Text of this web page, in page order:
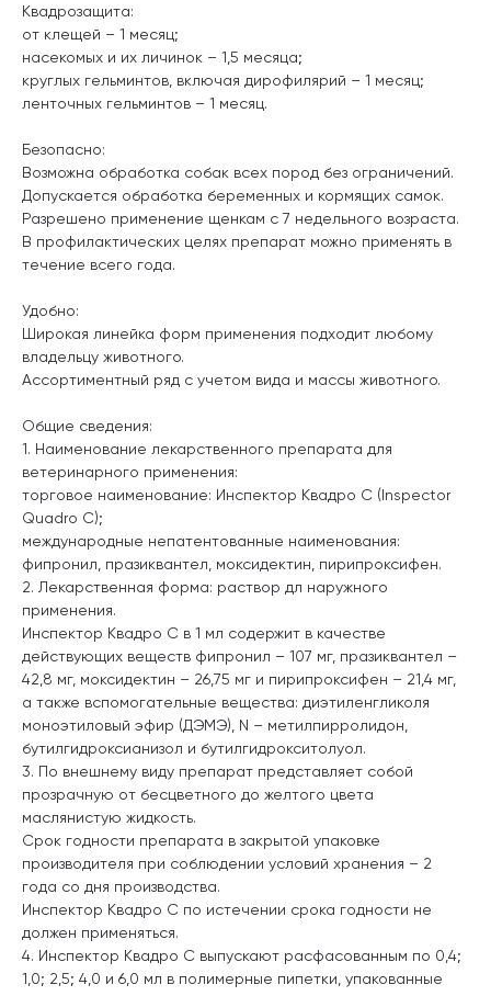
Квадрозащита:
от клещей – 1 месяц;
насекомых и их личинок – 1,5 месяца;
круглых гельминтов, включая дирофилярий – 1 месяц;
ленточных гельминтов – 1 месяц.
Безопасно:
Возможна обработка собак всех пород без ограничений.
Допускается обработка беременных и кормящих самок.
Разрешено применение щенкам с 7 недельного возраста.
В профилактических целях препарат можно применять в
течение всего года.
Удобно:
Широкая линейка форм применения подходит любому
владельцу животного.
Ассортиментный ряд с учетом вида и маcсы животного.
Общие сведения:
1. Наименование лекарственного препарата для
ветеринарного применения:
торговое наименование: Инспектор Квадро С (Inspector
Quadro C);
международные непатентованные наименования:
фипронил, празиквантел, моксидектин, пирипроксифен.
2. Лекарственная форма: раствор дл наружного
применения.
Инспектор Квадро С в 1 мл содержит в качестве
действующих веществ фипронил – 107 мг, празиквантел –
42,8 мг, моксидектин – 26,75 мг и пирипроксифен – 21,4 мг,
а также вспомогательные вещества: диэтиленгликоля
моноэтиловый эфир (ДЭМЭ), N – метилпирролидон,
бутилгидроксианизол и бутилгидрокситолуол.
3. По внешнему виду препарат представляет собой
прозрачную от бесцветного до желтого цвета
маслянистую жидкость.
Срок годности препарата в закрытой упаковке
производителя при соблюдении условий хранения – 2
года со дня производства.
Инспектор Квадро С по истечении срока годности не
должен применяться.
4. Инспектор Квадро С выпускают расфасованным по 0,4;
1,0; 2,5; 4,0 и 6,0 мл в полимерные пипетки, упакованные